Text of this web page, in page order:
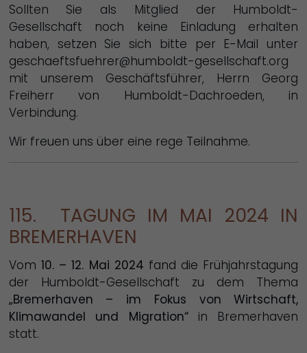
Sollten Sie als Mitglied der Humboldt-
Gesellschaft noch keine Einladung erhalten
haben, setzen Sie sich bitte per E-Mail unter
geschaeftsfuehrer@humboldt-gesellschaft.org
mit unserem Geschäftsführer, Herrn Georg
Freiherr von Humboldt-Dachroeden, in
Verbindung.
Wir freuen uns über eine rege Teilnahme.
115. TAGUNG IM MAI 2024 IN
BREMERHAVEN
Vom 10. – 12. Mai 2024 fand die Frühjahrstagung
der Humboldt-Gesellschaft zu dem Thema
„Bremerhaven – im Fokus von Wirtschaft,
Klimawandel und Migration“in Bremerhaven
statt.